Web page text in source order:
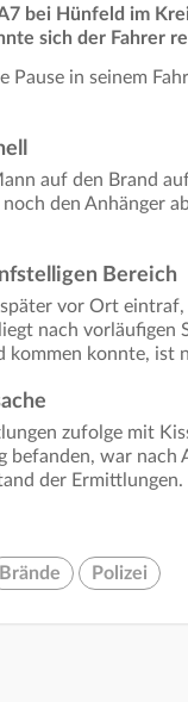
bei Hünfeld im
sich der Fahrer
Pause in seinem
auf den Brand
den Anhänger
Bereich
vor Ort eintraf,
nach vorläufigen
kommen konnte, ist
zufolge mit
befanden, war nach
der Ermittlungen.
Brände Polizei